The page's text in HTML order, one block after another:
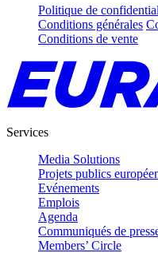
Politique de
Conditions générales
Conditions de vente
Services
Media Solutions
Projets publics
Evénements
Emplois
Agenda
Communiqués de
Members’ Circle